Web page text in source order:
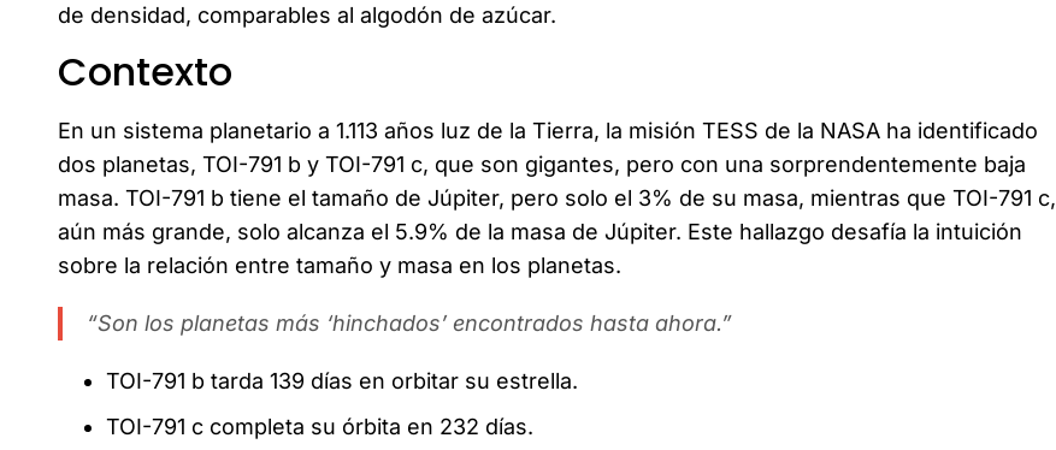
de densidad, comparables al algodón de azúcar.
Contexto
En un sistema planetario a 1.113 años luz de la Tierra, la misión TESS de la NASA ha identificado
dos planetas, TOI-791 b y TOI-791 c, que son gigantes, pero con una sorprendentemente baja
masa. TOI-791 b tiene el tamaño de Júpiter, pero solo el 3% de su masa, mientras que TOI-791 c,
aún más grande, solo alcanza el 5.9% de la masa de Júpiter. Este hallazgo desafía la intuición
sobre la relación entre tamaño y masa en los planetas.
“Son los planetas más ‘hinchados’ encontrados hasta ahora.”
TOI-791 b tarda 139 días en orbitar su estrella.
TOI-791 c completa su órbita en 232 días.